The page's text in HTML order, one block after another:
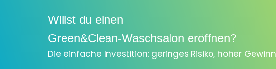
Willst du einen
Green&Clean-Waschsalon eröffnen?
Die einfache Investition: geringes Risiko, hoher Gewinn